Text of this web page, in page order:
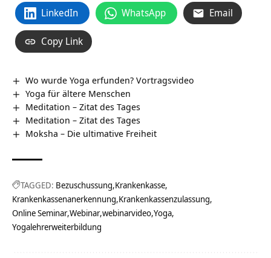
LinkedIn WhatsApp Email
Copy Link
Wo wurde Yoga erfunden? Vortragsvideo
Yoga für ältere Menschen
Meditation – Zitat des Tages
Meditation – Zitat des Tages
Moksha – Die ultimative Freiheit
TAGGED: Bezuschussung Krankenkasse
Krankenkassenanerkennung Krankenkassenzulassung
Online Seminar Webinar webinarvideo Yoga
Yogalehrerweiterbildung